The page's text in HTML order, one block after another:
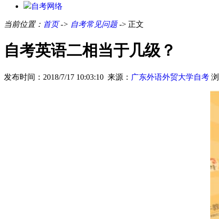
自考网络
当前位置： 首页-> 自考常见问题-> 正文
自考英语二相当于几级？
发布时间：2018/7/17 10:03:10 来源： 广东外语外贸大学自考